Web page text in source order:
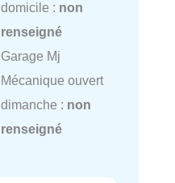
domicile : non
renseigné
Garage Mj
Mécanique ouvert
dimanche : non
renseigné